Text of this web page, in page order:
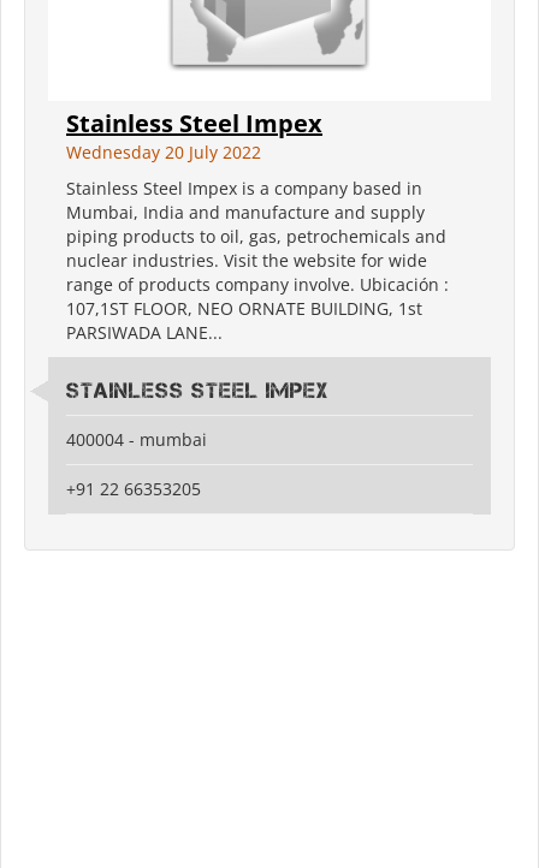
Stainless Steel Impex
Wednesday 20 July 2022
Stainless Steel Impex is a company based in
Mumbai, India and manufacture and supply
piping products to oil, gas, petrochemicals and
nuclear industries. Visit the website for wide
range of products company involve. Ubicación :
107,1ST FLOOR, NEO ORNATE BUILDING, 1st
PARSIWADA LANE...
Stainless Steel Impex
400004 - mumbai
+91 22 66353205